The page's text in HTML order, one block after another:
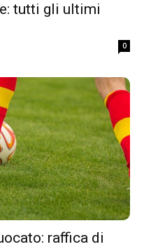
tutti gli ultimi
0
raffica di